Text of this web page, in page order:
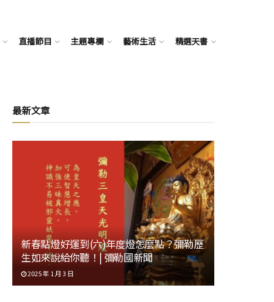
直播節目 主題專欄 藝術生活 精選天書
最新文章
新春點燈好運到(六)年度燈怎麼點？彌勒歷
生如來說給你聽！| 彌勒國新聞
2025 年 1 月 3 日